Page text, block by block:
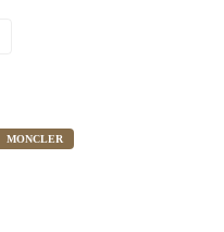
MONCLER